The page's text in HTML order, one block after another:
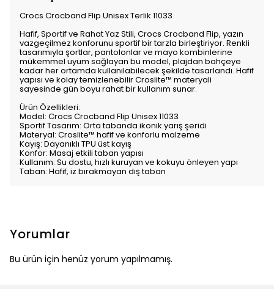
Crocs Crocband Flip Unisex Terlik 11033
Hafif, Sportif ve Rahat Yaz Stili, Crocs Crocband Flip, yazın
vazgeçilmez konforunu sportif bir tarzla birleştiriyor. Renkli
tasarımıyla şortlar, pantolonlar ve mayo kombinlerine
mükemmel uyum sağlayan bu model, plajdan bahçeye
kadar her ortamda kullanılabilecek şekilde tasarlandı. Hafif
yapısı ve kolay temizlenebilir Croslite™ materyali
sayesinde gün boyu rahat bir kullanım sunar.
Ürün Özellikleri:
Model: Crocs Crocband Flip Unisex 11033
Sportif Tasarım: Orta tabanda ikonik yarış şeridi
Materyal: Croslite™ hafif ve konforlu malzeme
Kayış: Dayanıklı TPU üst kayış
Konfor: Masaj etkili taban yapısı
Kullanım: Su dostu, hızlı kuruyan ve kokuyu önleyen yapı
Taban: Hafif, iz bırakmayan dış taban
Yorumlar
Bu ürün için henüz yorum yapılmamış.